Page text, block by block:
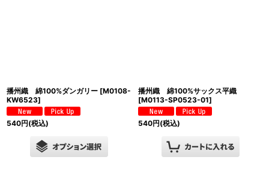
播州織 綿100%ダンガリー [M0108-
KW6523]
540円(税込)
播州織 綿100%サックス平織
[M0113-SP0523-01]
540円(税込)